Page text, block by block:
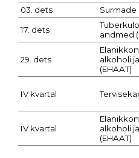
03. dets Surmade
17. dets
andmed
29. dets
alkoholi
(EHAAT)
IV kvartal
IV kvartal
alkoholi
(EHAAT)